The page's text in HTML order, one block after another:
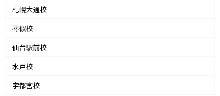
札幌大通校
琴似校
仙台駅前校
水戸校
宇都宮校